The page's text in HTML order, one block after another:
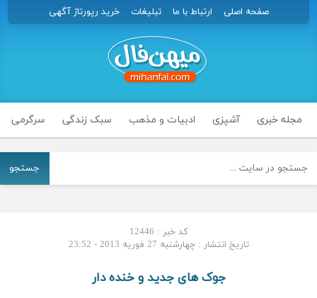
صفحه اصلی ارتباط با ما تبلیغات خرید رپورتاژ آگهی
مجله خبری آشپزی ادبیات و مذهب سبک زندگی سرگرمی
جستجو
کد خبر : 12446
تاریخ انتشار : چهارشنبه 27 فوریه 2013 - 23:52
جوک های جدید و خنده دار